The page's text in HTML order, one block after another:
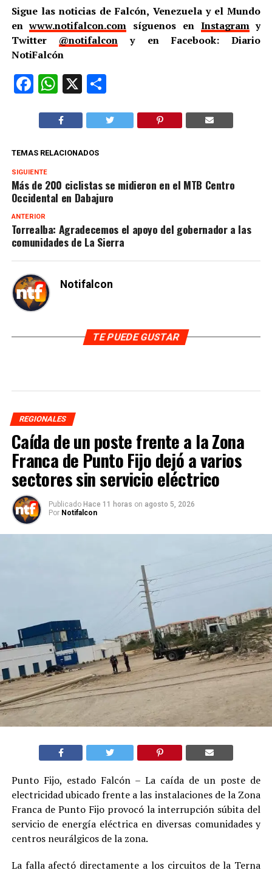
Sigue las noticias de Falcón, Venezuela y el Mundo
enwww.notifalcon.com síguenos en Instagramy
Twitter @notifalcon y en Facebook: Diario
NotiFalcón
Facebook
WhatsApp
X Compartir
TEMAS RELACIONADOS
SIGUIENTE
Más de 200 ciclistas se midieron en el MTB Centro
Occidental en Dabajuro
ANTERIOR
Torrealba: Agradecemos el apoyo del gobernador a las
comunidades de La Sierra
Notifalcon
TE PUEDE GUSTAR
REGIONALES
Caída de un poste frente a la Zona
Franca de Punto Fijo dejó a varios
sectores sin servicio eléctrico
Publicado Hace 11 horas on agosto 5, 2026
Por Notifalcon
Punto Fijo, estado Falcón – La caída de un poste de
electricidad ubicado frente a las instalaciones de la Zona
Franca de Punto Fijo provocó la interrupción súbita del
servicio de energía eléctrica en diversas comunidades y
centros neurálgicos de la zona.
La falla afectó directamente a los circuitos de la Terna